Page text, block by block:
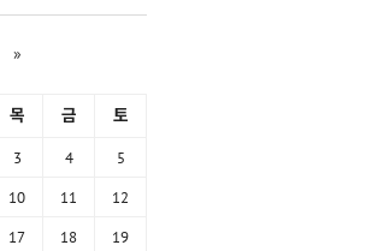
»
목 금 토
3 4 5
10 11 12
17 18 19